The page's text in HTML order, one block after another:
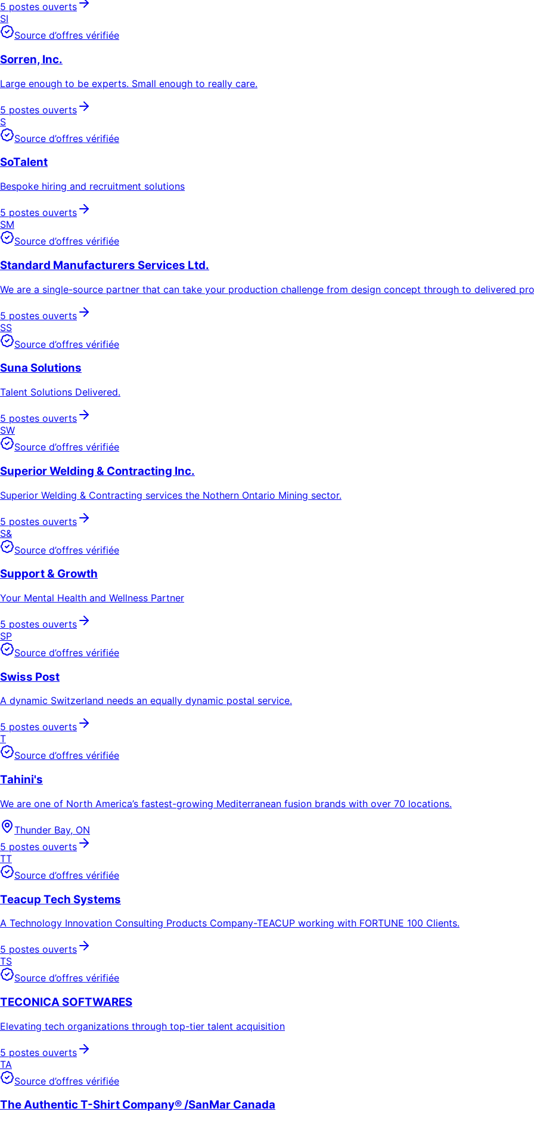
5 postes ouverts
SI
Source d’offres vérifiée
Sorren, Inc.
Large enough to be experts. Small enough to really care.
5 postes ouverts
S
Source d’offres vérifiée
SoTalent
Bespoke hiring and recruitment solutions
5 postes ouverts
SM
Source d’offres vérifiée
Standard Manufacturers Services Ltd.
We are a single-source partner that can take your production challenge from design concept through to delivered
5 postes ouverts
SS
Source d’offres vérifiée
Suna Solutions
Talent Solutions Delivered.
5 postes ouverts
SW
Source d’offres vérifiée
Superior Welding & Contracting Inc.
Superior Welding & Contracting services the Nothern Ontario Mining sector.
5 postes ouverts
S&
Source d’offres vérifiée
Support & Growth
Your Mental Health and Wellness Partner
5 postes ouverts
SP
Source d’offres vérifiée
Swiss Post
A dynamic Switzerland needs an equally dynamic postal service.
5 postes ouverts
T
Source d’offres vérifiée
Tahini's
We are one of North America’s fastest-growing Mediterranean fusion brands with over 70 locations.
Thunder Bay, ON
5 postes ouverts
TT
Source d’offres vérifiée
Teacup Tech Systems
A Technology Innovation Consulting Products Company-TEACUP working with FORTUNE 100 Clients.
5 postes ouverts
TS
Source d’offres vérifiée
TECONICA SOFTWARES
Elevating tech organizations through top-tier talent acquisition
5 postes ouverts
TA
Source d’offres vérifiée
The Authentic T-Shirt Company® /SanMar Canada